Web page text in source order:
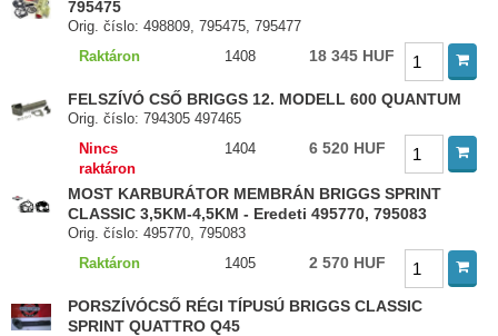
795475
Orig. číslo: 498809, 795475, 795477
Raktáron
1408 18 345 HUF
FELSZÍVÓ CSŐ BRIGGS 12. MODELL 600 QUANTUM
Orig. číslo: 794305 497465
Nincs
raktáron
1404 6 520 HUF
MOST KARBURÁTOR MEMBRÁN BRIGGS SPRINT
CLASSIC 3,5KM-4,5KM - Eredeti 495770, 795083
Orig. číslo: 495770, 795083
Raktáron
1405 2 570 HUF
PORSZÍVÓCSŐ RÉGI TÍPUSÚ BRIGGS CLASSIC
SPRINT QUATTRO Q45